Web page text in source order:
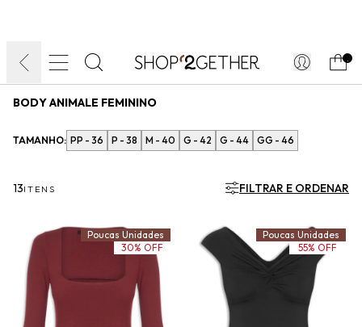
BODY ANIMALE FEMININO
TAMANHO: PP - 36 P - 38 M - 40 G - 42 G - 44 GG - 46
13ITENS FILTRAR E ORDENAR
Poucas Unidades
30% OFF
Poucas Unidades
55% OFF